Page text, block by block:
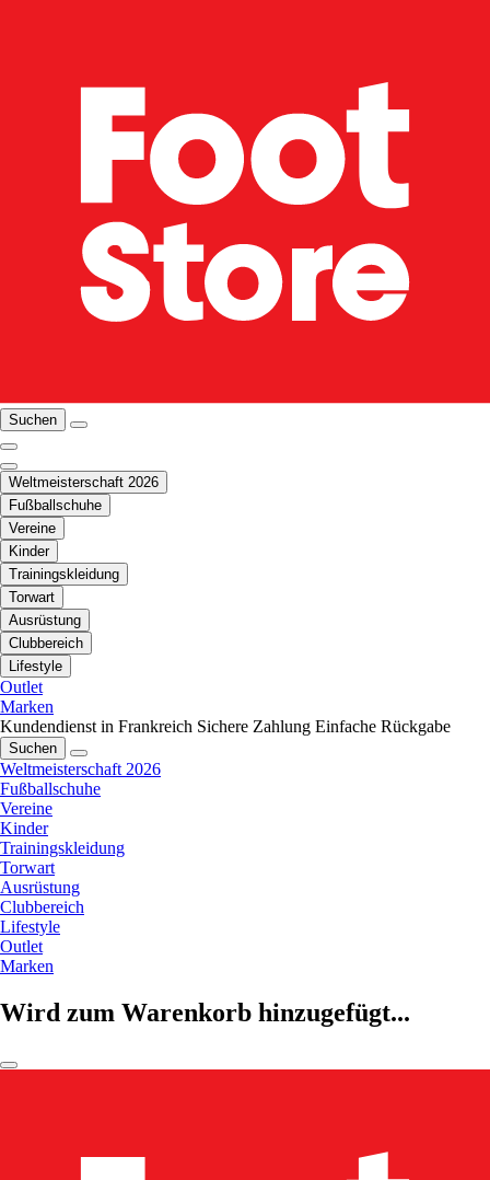
Suchen
Weltmeisterschaft 2026
Fußballschuhe
Vereine
Kinder
Trainingskleidung
Torwart
Ausrüstung
Clubbereich
Lifestyle
Outlet
Marken
Kundendienst in Frankreich Sichere Zahlung Einfache Rückgabe
Suchen
Weltmeisterschaft 2026
Fußballschuhe
Vereine
Kinder
Trainingskleidung
Torwart
Ausrüstung
Clubbereich
Lifestyle
Outlet
Marken
Wird zum Warenkorb hinzugefügt...